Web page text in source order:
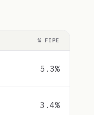
% FIPE
5.3%
3.4%